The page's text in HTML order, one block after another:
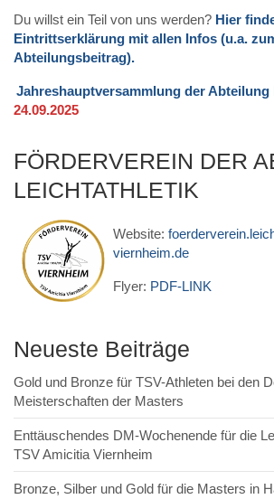
Du willst ein Teil von uns werden? Hier
Eintrittserklärung mit allen Infos (u.a.
Abteilungsbeitrag).
Jahreshauptversammlung der
24.09.2025
FÖRDERVEREIN DER
LEICHTATHLETIK
Website:
viernheim.de
Flyer: PDF-LINK
Neueste Beiträge
Gold und Bronze für TSV-Athleten bei den
Meisterschaften der Masters
Enttäuschendes DM-Wochenende für die
TSV Amicitia Viernheim
Bronze, Silber und Gold für die Masters in